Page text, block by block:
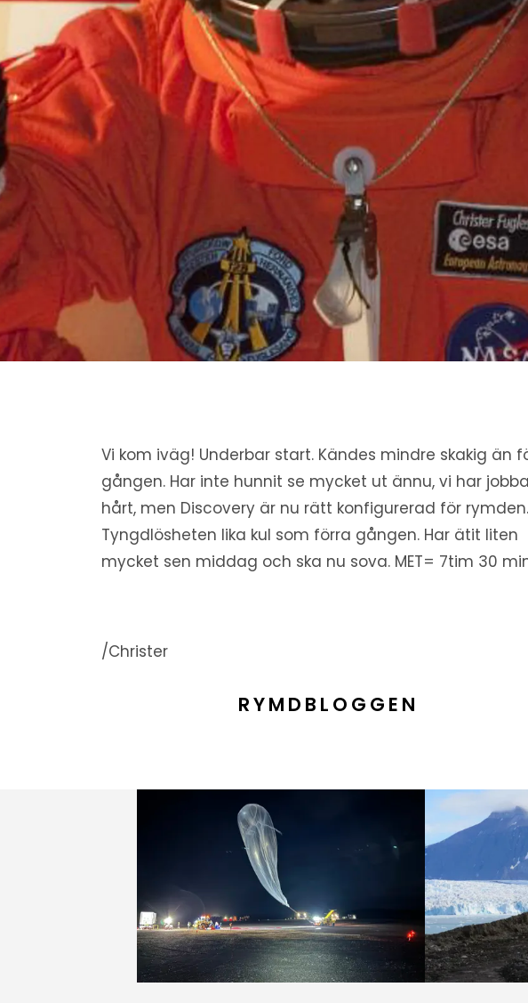
Vi kom iväg! Underbar start. Kändes mindre skakig än
gången. Har inte hunnit se mycket ut ännu, vi har
hårt, men Discovery är nu rätt konfigurerad för
Tyngdlösheten lika kul som förra gången. Har ätit liten
mycket sen middag och ska nu sova. MET= 7tim 30
/Christer
RYMDBLOGGEN